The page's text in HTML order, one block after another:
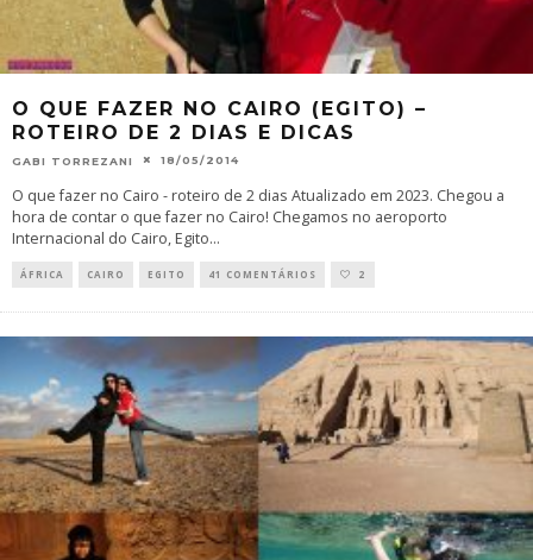
O QUE FAZER NO CAIRO (EGITO) –
ROTEIRO DE 2 DIAS E DICAS
GABI TORREZANI 18/05/2014
O que fazer no Cairo - roteiro de 2 dias Atualizado em 2023. Chegou a
hora de contar o que fazer no Cairo! Chegamos no aeroporto
Internacional do Cairo, Egito...
ÁFRICA CAIRO EGITO 41 COMENTÁRIOS 2